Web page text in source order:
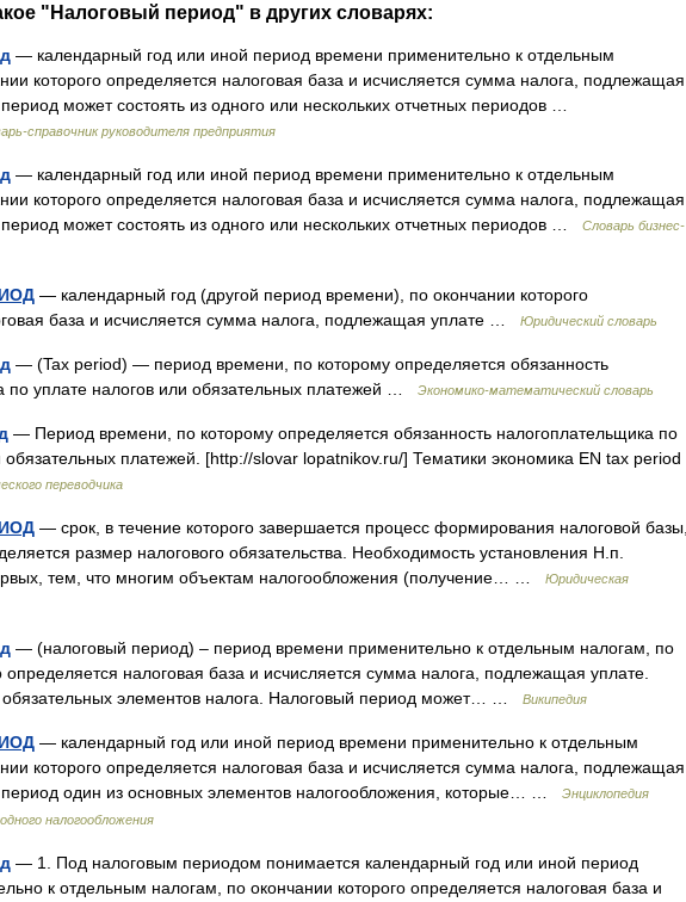
"Налоговый период" в других словарях:
— календарный год или иной период времени применительно к отдельным
которого определяется налоговая база и исчисляется сумма налога, подлежащая
может состоять из одного или нескольких отчетных периодов …
справочник руководителя предприятия
— календарный год или иной период времени применительно к отдельным
которого определяется налоговая база и исчисляется сумма налога, подлежащая
может состоять из одного или нескольких отчетных периодов …
Словарь бизнес-
— календарный год (другой период времени), по окончании которого
база и исчисляется сумма налога, подлежащая уплате …
Юридический словарь
— (Tax period) — период времени, по которому определяется обязанность
по уплате налогов или обязательных платежей …
Экономико-математический словарь
— Период времени, по которому определяется обязанность налогоплательщика по
обязательных платежей. [http://slovar lopatnikov.ru/] Тематики экономика EN tax period
переводчика
— срок, в течение которого завершается процесс формирования налоговой базы,
размер налогового обязательства. Необходимость установления Н.п.
тем, что многим объектам налогообложения (получение… …
Юридическая
— (налоговый период) – период времени применительно к отдельным налогам, по
определяется налоговая база и исчисляется сумма налога, подлежащая уплате.
обязательных элементов налога. Налоговый период может… …
Википедия
— календарный год или иной период времени применительно к отдельным
которого определяется налоговая база и исчисляется сумма налога, подлежащая
один из основных элементов налогообложения, которые… …
Энциклопедия
налогообложения
— 1. Под налоговым периодом понимается календарный год или иной период
к отдельным налогам, по окончании которого определяется налоговая база и